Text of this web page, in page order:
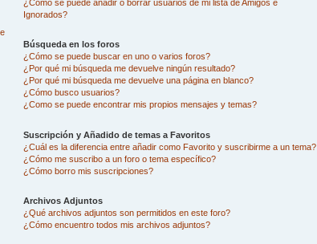
¿Cómo se puede añadir ó borrar usuarios de mi lista de Amigos e
Ignorados?
Búsqueda en los foros
¿Cómo se puede buscar en uno o varios foros?
¿Por qué mi búsqueda me devuelve ningún resultado?
¿Por qué mi búsqueda me devuelve una página en blanco?
¿Cómo busco usuarios?
¿Como se puede encontrar mis propios mensajes y temas?
Suscripción y Añadido de temas a Favoritos
¿Cuál es la diferencia entre añadir como Favorito y suscribirme a un tema?
¿Cómo me suscribo a un foro o tema específico?
¿Cómo borro mis suscripciones?
Archivos Adjuntos
¿Qué archivos adjuntos son permitidos en este foro?
¿Cómo encuentro todos mis archivos adjuntos?